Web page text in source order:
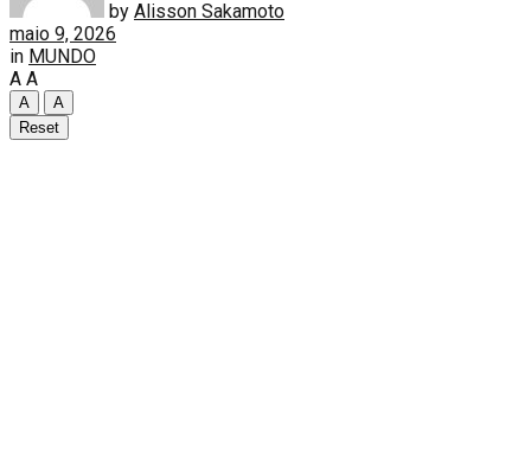
by Alisson Sakamoto
maio 9, 2026
in MUNDO
A A
A
A
Reset